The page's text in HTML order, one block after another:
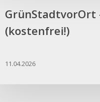
GrünStadtvorOrt
(kostenfrei!)
11.04.2026